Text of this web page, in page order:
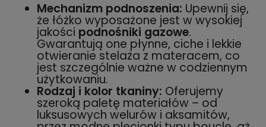
Mechanizm podnoszenia: Upewnij się,
że łóżko wyposażone jest w wysokiej
jakości podnośniki gazowe.
Gwarantują one płynne, ciche i lekkie
otwieranie stelaża z materacem, co
jest szczególnie ważne w codziennym
użytkowaniu.
Rodzaj i kolor tkaniny: Oferujemy
szeroką paletę materiałów – od
luksusowych welurów i aksamitów,